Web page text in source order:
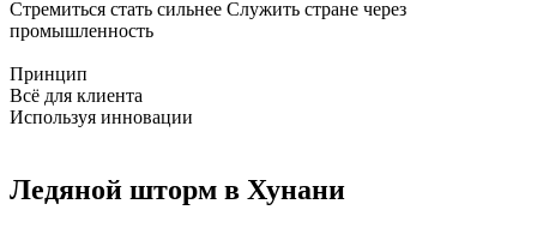
Стремиться стать сильнее Служить стране через
промышленность
Принцип
Всё для клиента
Используя инновации
Ледяной шторм в Хунани